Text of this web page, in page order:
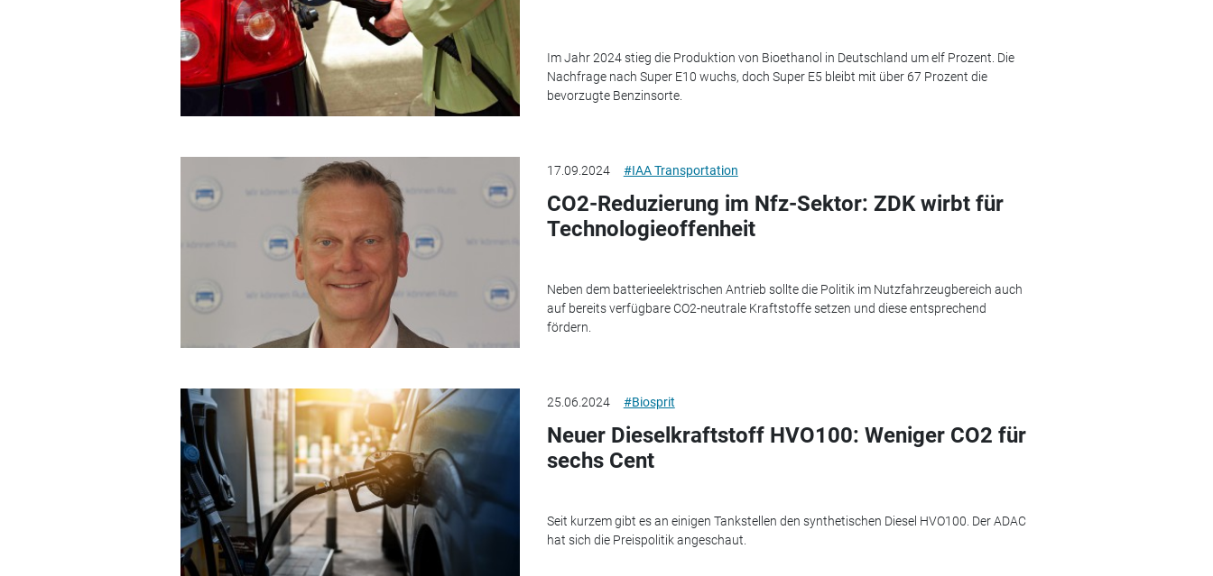
Im Jahr 2024 stieg die Produktion von Bioethanol in Deutschland um elf Prozent. Die
Nachfrage nach Super E10 wuchs, doch Super E5 bleibt mit über 67 Prozent die
bevorzugte Benzinsorte.
17.09.2024 #IAA Transportation
CO2-Reduzierung im Nfz-Sektor: ZDK wirbt für
Technologieoffenheit
Neben dem batterieelektrischen Antrieb sollte die Politik im Nutzfahrzeugbereich auch
auf bereits verfügbare CO2-neutrale Kraftstoffe setzen und diese entsprechend
fördern.
25.06.2024 #Biosprit
Neuer Dieselkraftstoff HVO100: Weniger CO2 für
sechs Cent
Seit kurzem gibt es an einigen Tankstellen den synthetischen Diesel HVO100. Der ADAC
hat sich die Preispolitik angeschaut.